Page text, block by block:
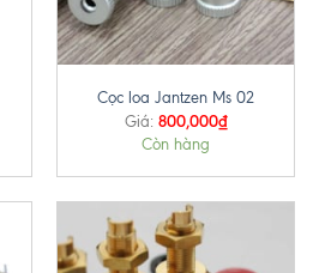
Cọc loa Jantzen Ms 02
Giá: 800,000₫
Còn hàng